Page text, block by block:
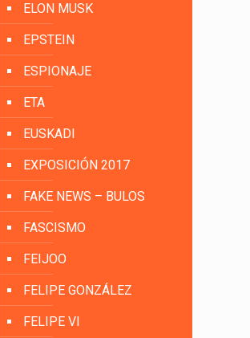
ELON MUSK
EPSTEIN
ESPIONAJE
ETA
EUSKADI
EXPOSICIÓN 2017
FAKE NEWS – BULOS
FASCISMO
FEIJOO
FELIPE GONZÁLEZ
FELIPE VI